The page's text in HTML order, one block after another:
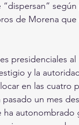
de Morena que
presidenciales
y la
en las cuatro
un mes
autonombrado